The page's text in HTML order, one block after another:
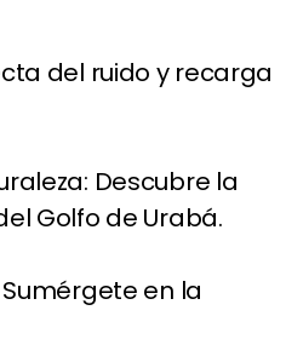
del ruido y recarga
Descubre la
Golfo de Urabá.
en la